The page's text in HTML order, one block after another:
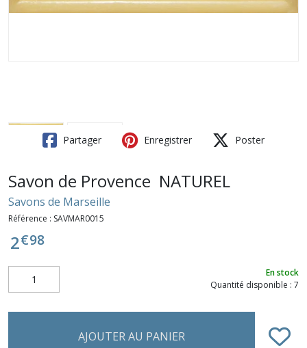
Partager Enregistrer Poster
Savon de Provence NATUREL
Savons de Marseille
Référence : SAVMAR0015
2€98
En stock
Quantité disponible : 7
AJOUTER AU PANIER